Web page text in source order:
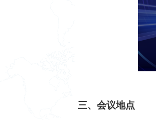
三、会议地点